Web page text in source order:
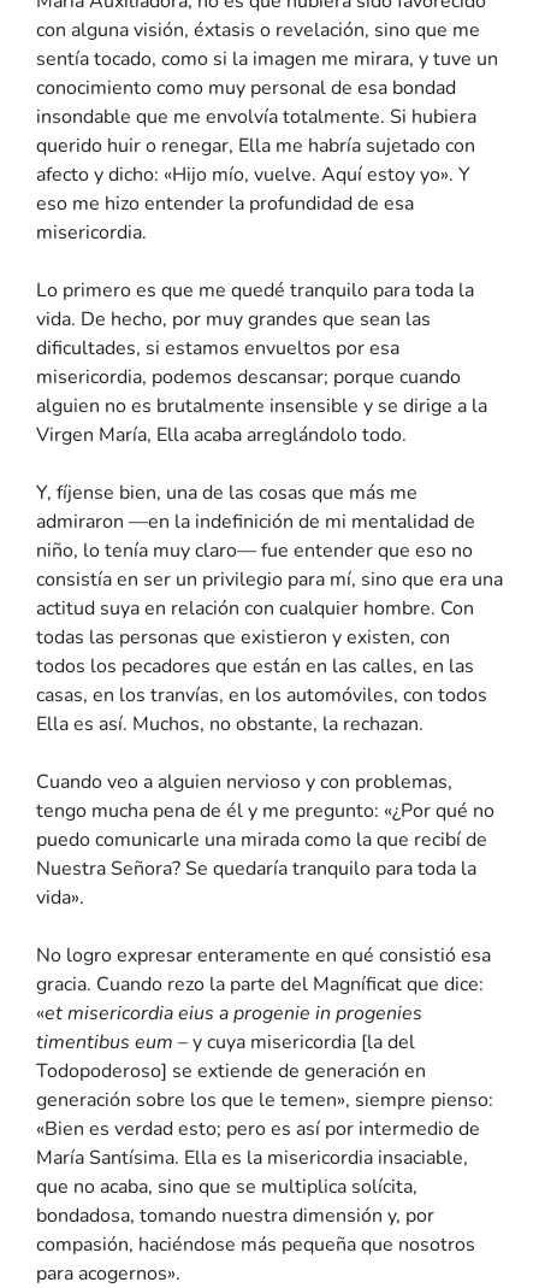
con alguna visión, éxtasis o revelación, sino que me
sentía tocado, como si la imagen me mirara, y tuve un
conocimiento como muy personal de esa bondad
insondable que me envolvía totalmente. Si hubiera
querido huir o renegar, Ella me habría sujetado con
afecto y dicho: «Hijo mío, vuelve. Aquí estoy yo». Y
eso me hizo entender la profundidad de esa
misericordia.
Lo primero es que me quedé tranquilo para toda la
vida. De hecho, por muy grandes que sean las
dificultades, si estamos envueltos por esa
misericordia, podemos descansar; porque cuando
alguien no es brutalmente insensible y se dirige a la
Virgen María, Ella acaba arreglándolo todo.
Y, fíjense bien, una de las cosas que más me
admiraron —en la indefinición de mi mentalidad de
niño, lo tenía muy claro— fue entender que eso no
consistía en ser un privilegio para mí, sino que era una
actitud suya en relación con cualquier hombre. Con
todas las personas que existieron y existen, con
todos los pecadores que están en las calles, en las
casas, en los tranvías, en los automóviles, con todos
Ella es así. Muchos, no obstante, la rechazan.
Cuando veo a alguien nervioso y con problemas,
tengo mucha pena de él y me pregunto: «¿Por qué no
puedo comunicarle una mirada como la que recibí de
Nuestra Señora? Se quedaría tranquilo para toda la
vida».
No logro expresar enteramente en qué consistió esa
gracia. Cuando rezo la parte del Magníficat que dice:
«et misericordia eius a progenie in progenies
timentibus eum – y cuya misericordia [la del
Todopoderoso] se extiende de generación en
generación sobre los que le temen», siempre pienso:
«Bien es verdad esto; pero es así por intermedio de
María Santísima. Ella es la misericordia insaciable,
que no acaba, sino que se multiplica solícita,
bondadosa, tomando nuestra dimensión y, por
compasión, haciéndose más pequeña que nosotros
para acogernos».